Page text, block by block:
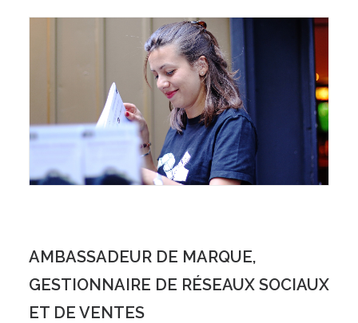
AMBASSADEUR DE MARQUE,
GESTIONNAIRE DE RÉSEAUX SOCIAUX
ET DE VENTES